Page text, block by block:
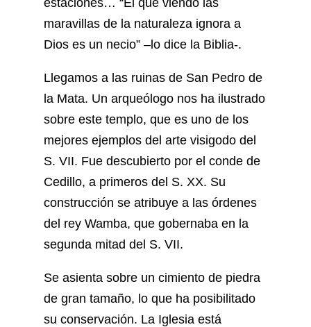
estaciones… “El que viendo las
maravillas de la naturaleza ignora a
Dios es un necio” –lo dice la Biblia-.
Llegamos a las ruinas de San Pedro de
la Mata. Un arqueólogo nos ha ilustrado
sobre este templo, que es uno de los
mejores ejemplos del arte visigodo del
S. VII. Fue descubierto por el conde de
Cedillo, a primeros del S. XX. Su
construcción se atribuye a las órdenes
del rey Wamba, que gobernaba en la
segunda mitad del S. VII.
Se asienta sobre un cimiento de piedra
de gran tamaño, lo que ha posibilitado
su conservación. La Iglesia está